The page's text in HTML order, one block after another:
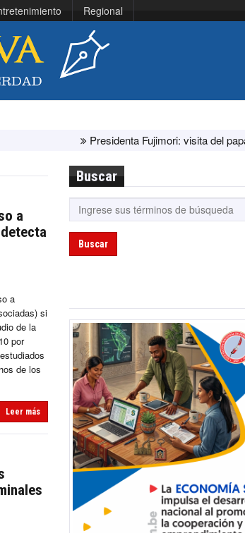
Regional
Presidenta Fujimori: visita del papa León XIV
a
a
si
de la
por
de los
Leer más
Buscar
Buscar